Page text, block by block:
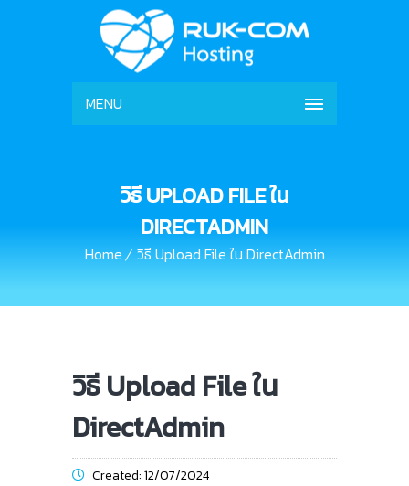
MENU
วิธี UPLOAD FILE ใน
DIRECTADMIN
Home วิธี Upload File ใน DirectAdmin
วิธี Upload File ใน
DirectAdmin
Created: 12/07/2024